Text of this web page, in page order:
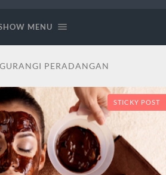
MENU
PERADANGAN
STICKY POST